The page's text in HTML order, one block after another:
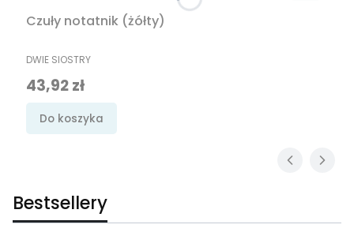
Czuły notatnik (żółty)
PRODUCENT
DWIE SIOSTRY
Cena promocyjna
43,92 zł
Do koszyka
Bestsellery